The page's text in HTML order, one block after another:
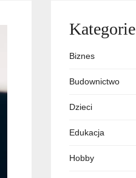
Kategorie
Biznes
Budownictwo
Dzieci
Edukacja
Hobby